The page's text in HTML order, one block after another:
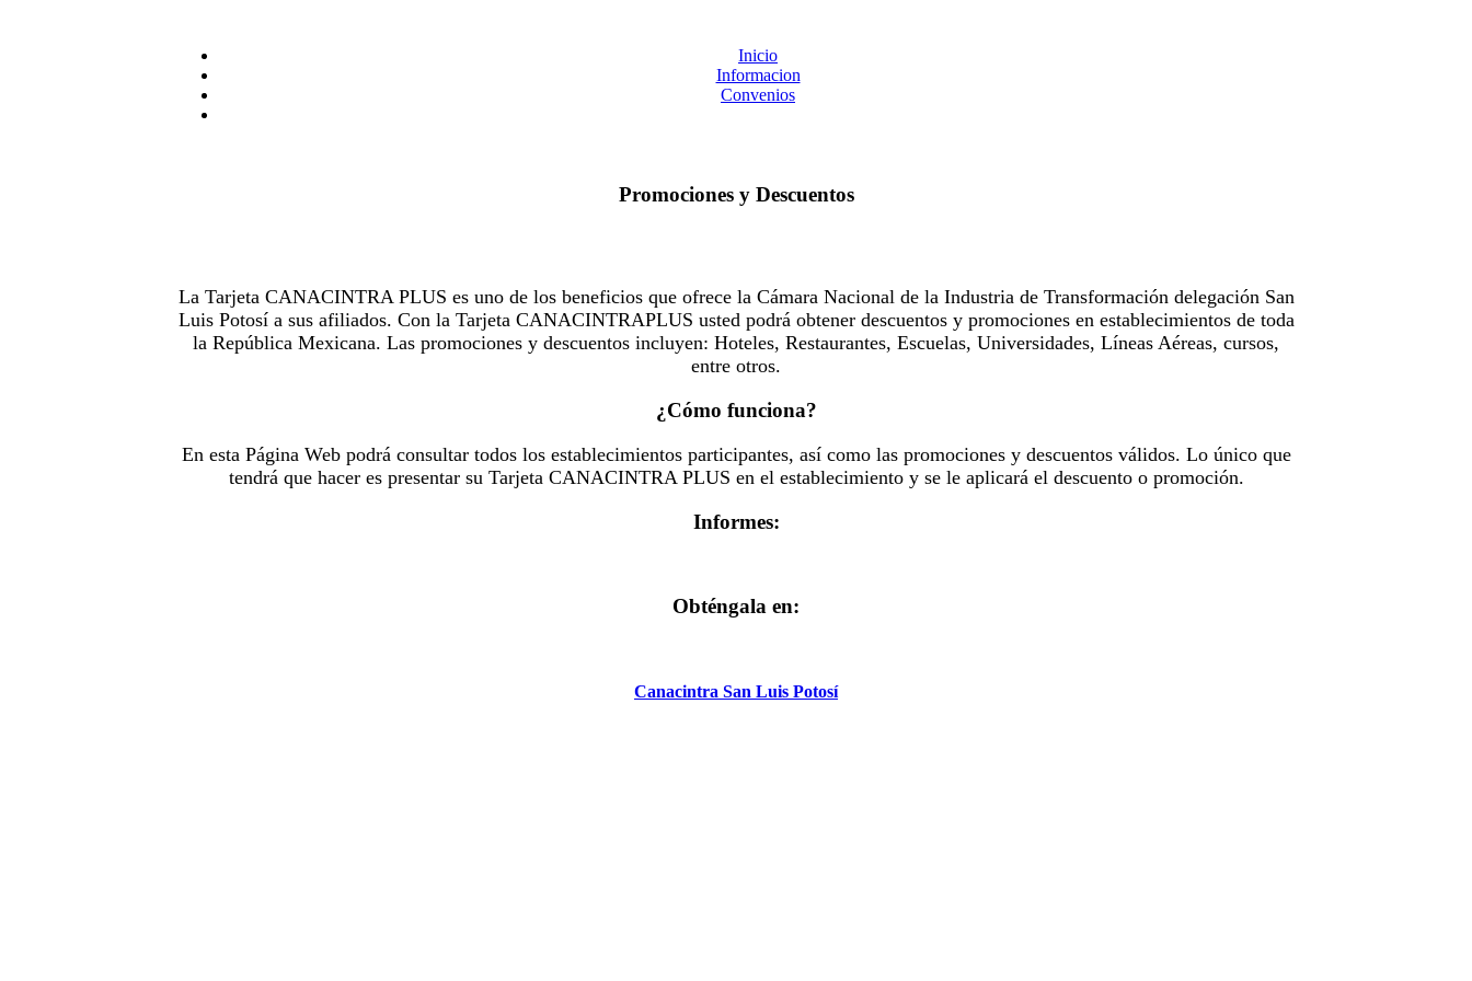
Inicio
Informacion
Convenios
Promociones y Descuentos
La Tarjeta CANACINTRA PLUS es uno de los beneficios que ofrece la Cámara Nacional de la Industria de Transformación delegación San
Luis Potosí a sus afiliados. Con la Tarjeta CANACINTRAPLUS usted podrá obtener descuentos y promociones en establecimientos de toda
la República Mexicana. Las promociones y descuentos incluyen: Hoteles, Restaurantes, Escuelas, Universidades, Líneas Aéreas, cursos,
entre otros.
¿Cómo funciona?
En esta Página Web podrá consultar todos los establecimientos participantes, así como las promociones y descuentos válidos. Lo único que
tendrá que hacer es presentar su Tarjeta CANACINTRA PLUS en el establecimiento y se le aplicará el descuento o promoción.
Informes:
Obténgala en:
Canacintra San Luis Potosí